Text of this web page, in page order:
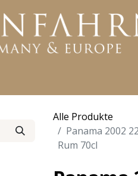
Alle Produkte
Panama 2002
Rum 70cl